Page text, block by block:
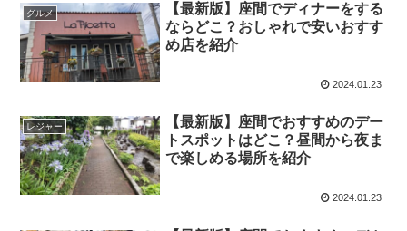
グルメ
【最新版】座間でディナーをする
ならどこ？おしゃれで安いおすす
め店を紹介
2024.01.23
レジャー
【最新版】座間でおすすめのデー
トスポットはどこ？昼間から夜ま
で楽しめる場所を紹介
2024.01.23